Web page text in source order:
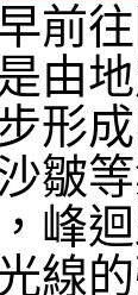
往
由
形
皺
峰
線